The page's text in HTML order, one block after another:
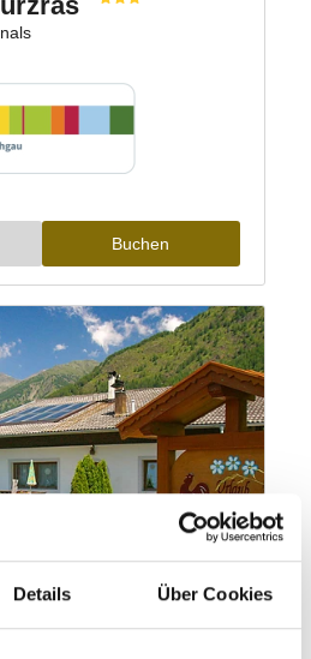
Details Über Cookies